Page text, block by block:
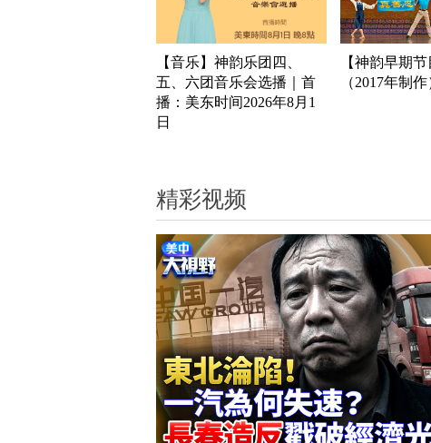
【音乐】神韵乐团四、
五、六团音乐会选播｜首
播：美东时间2026年8月1
日
【神韵早期
（2017年制作
精彩视频